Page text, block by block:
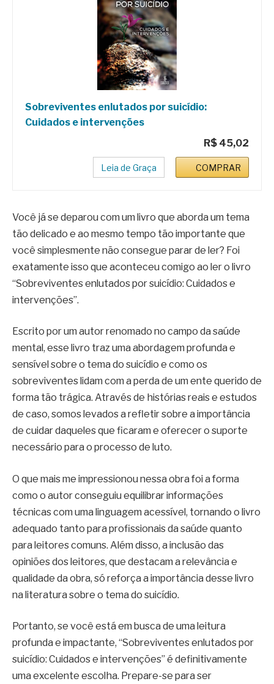
Sobreviventes enlutados por suicídio:
Cuidados e intervenções
R$ 45,02
Leia de Graça COMPRAR
Você já se deparou com um livro que aborda um tema
tão delicado e ao mesmo tempo tão importante que
você simplesmente não consegue parar de ler? Foi
exatamente isso que aconteceu comigo ao ler o livro
“Sobreviventes enlutados por suicídio: Cuidados e
intervenções”.
Escrito por um autor renomado no campo da saúde
mental, esse livro traz uma abordagem profunda e
sensível sobre o tema do suicídio e como os
sobreviventes lidam com a perda de um ente querido de
forma tão trágica. Através de histórias reais e estudos
de caso, somos levados a refletir sobre a importância
de cuidar daqueles que ficaram e oferecer o suporte
necessário para o processo de luto.
O que mais me impressionou nessa obra foi a forma
como o autor conseguiu equilibrar informações
técnicas com uma linguagem acessível, tornando o livro
adequado tanto para profissionais da saúde quanto
para leitores comuns. Além disso, a inclusão das
opiniões dos leitores, que destacam a relevância e
qualidade da obra, só reforça a importância desse livro
na literatura sobre o tema do suicídio.
Portanto, se você está em busca de uma leitura
profunda e impactante, “Sobreviventes enlutados por
suicídio: Cuidados e intervenções” é definitivamente
uma excelente escolha. Prepare-se para ser